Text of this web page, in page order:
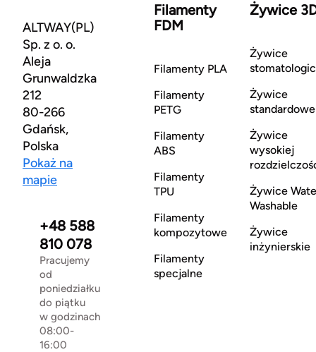
ALTWAY(PL)
Sp. z o. o.
Aleja
Grunwaldzka
212
80-266
Gdańsk,
Polska
Pokaż na
mapie
+48 588
810 078
Pracujemy
od
poniedziałku
do piątku
w godzinach
08:00-
16:00
Filamenty
FDM
Filamenty PLA
Filamenty
PETG
Filamenty
ABS
Filamenty
TPU
Filamenty
kompozytowe
Filamenty
specjalne
Żywice
Żywice
Żywice
standardowe
Żywice
wysokiej
Żywice
Washable
Żywice
inżynierskie